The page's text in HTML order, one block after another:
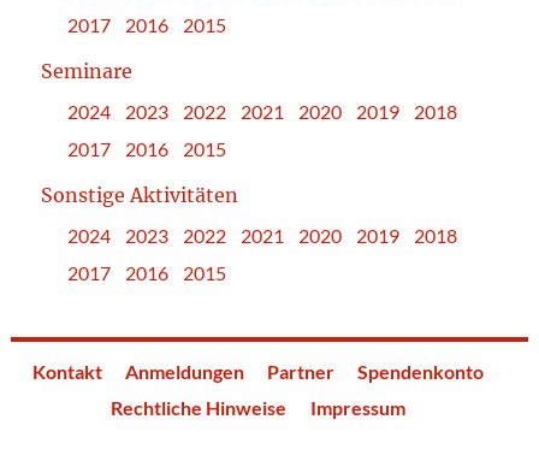
2017
2016 2015
Seminare
2024 2023 2022 2021 2020 2019
2018
2017
2016 2015
Sonstige Aktivitäten
2024 2023 2022 2021 2020 2019
2018
2017
2016 2015
Kontakt Anmeldungen Partner
Spendenkonto
Rechtliche Hinweise
Impressum